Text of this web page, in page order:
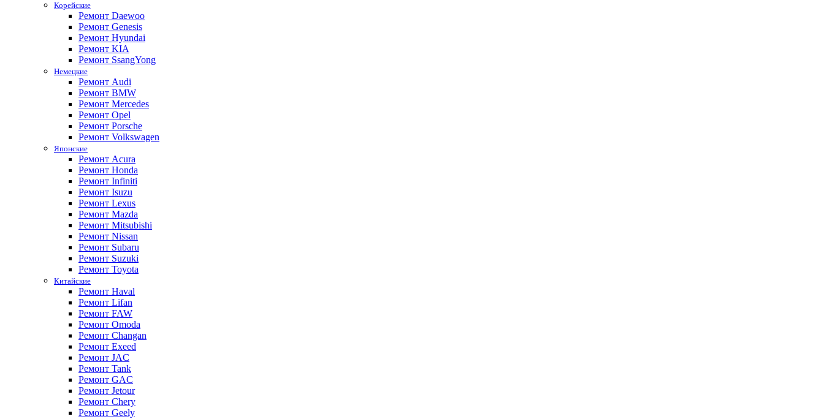
Корейские
Ремонт Daewoo
Ремонт Genesis
Ремонт Hyundai
Ремонт KIA
Ремонт SsangYong
Немецкие
Ремонт Audi
Ремонт BMW
Ремонт Mercedes
Ремонт Opel
Ремонт Porsche
Ремонт Volkswagen
Японские
Ремонт Acura
Ремонт Honda
Ремонт Infiniti
Ремонт Isuzu
Ремонт Lexus
Ремонт Mazda
Ремонт Mitsubishi
Ремонт Nissan
Ремонт Subaru
Ремонт Suzuki
Ремонт Toyota
Китайские
Ремонт Haval
Ремонт Lifan
Ремонт FAW
Ремонт Omoda
Ремонт Changan
Ремонт Exeed
Ремонт JAC
Ремонт Tank
Ремонт GAC
Ремонт Jetour
Ремонт Chery
Ремонт Geely